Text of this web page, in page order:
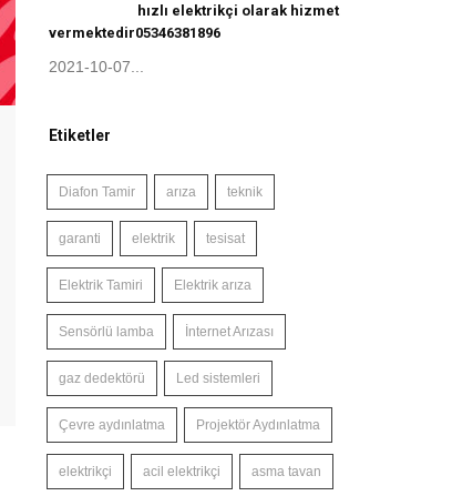
hızlı elektrikçi olarak hizmet
vermektedir05346381896
2021-10-07...
Etiketler
Diafon Tamir arıza teknik
garanti elektrik tesisat
Elektrik Tamiri Elektrik arıza
Sensörlü lamba İnternet Arızası
gaz dedektörü Led sistemleri
Çevre aydınlatma Projektör Aydınlatma
elektrikçi acil elektrikçi asma tavan